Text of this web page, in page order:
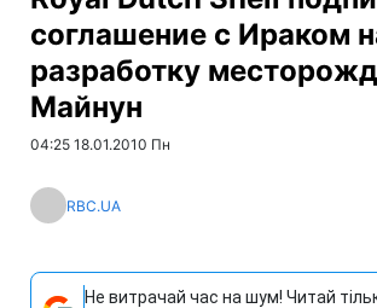
соглашение с Ираком
разработку
Майнун
04:25 18.01.2010 Пн
RBC.UA
Не витрачай час на шум! Читай